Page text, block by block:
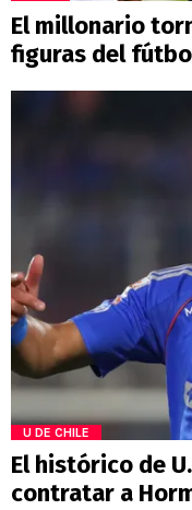
El millonario
figuras del
U DE CHILE
El histórico de
contratar a